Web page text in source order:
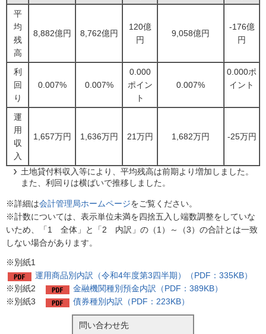
平
均
残
高
8,882億円 8,762億円
120億
円
9,058億円
-176億
円
利
回
り
0.007% 0.007%
0.000
ポイン
ト
0.007%
0.000ポ
イント
運
用
収
入
1,657万円 1,636万円 21万円 1,682万円 -25万円
土地貸付料収入等により、平均残高は前期より増加しました。
また、利回りは横ばいで推移しました。
※詳細は会計管理局ホームページをご覧ください。
※計数については、表示単位未満を四捨五入し端数調整をしていな
いため、「1 全体」と「2 内訳」の（1）～（3）の合計とは一致
しない場合があります。
※別紙1
運用商品別内訳（令和4年度第3四半期）（PDF：335KB）
※別紙2
金融機関種別預金内訳（PDF：389KB）
※別紙3
債券種別内訳（PDF：223KB）
問い合わせ先